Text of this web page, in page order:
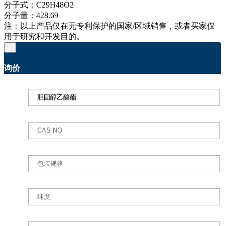
分子式： C29H48O2
分子量： 428.69
注：以上产品仅在无专利保护的国家/区域销售，或者买家仅
用于研究和开发目的。
询价